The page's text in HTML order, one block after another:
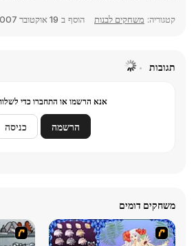
קטגוריה: משחקים לבנות הוסף ב 19 אוקטובר 2007
תגובות
אנא הרשמו או התחברו כדי
הרשמה כניסה
משחקים דומים